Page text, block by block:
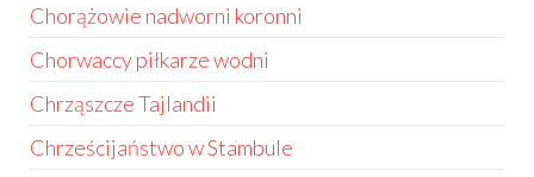
Chorążowie nadworni koronni
Chorwaccy piłkarze wodni
Chrząszcze Tajlandii
Chrześcijaństwo w Stambule